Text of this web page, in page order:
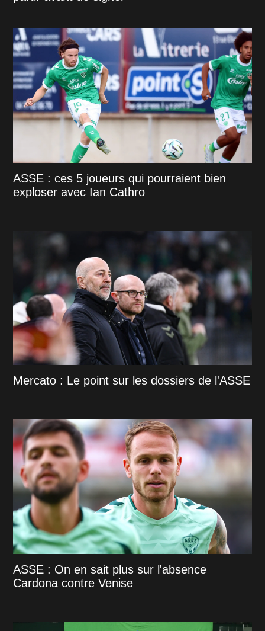
ASSE : ces 5 joueurs qui pourraient bien
exploser avec Ian Cathro
Mercato : Le point sur les dossiers de l'ASSE
ASSE : On en sait plus sur l'absence
Cardona contre Venise